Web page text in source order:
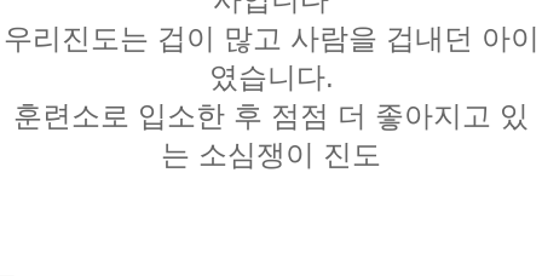
우리진도는 겁이 많고 사람을 겁내던 아이
였습니다.
훈련소로 입소한 후 점점 더 좋아지고 있
는 소심쟁이 진도